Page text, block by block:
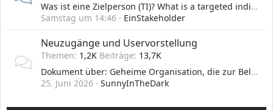
Was ist eine Zielperson (TI)? What is a targeted individual (TI)?
Samstag um 14:46
EinStakeholder
Neuzugänge und Uservorstellung
Themen 1,2K Beiträge 13,7K
Dokument über: Geheime Organisation, die zur Belustigung neurotechnologische Angriffe auf spezielle Menschen ausübt: Gangstalking / Target Individual
25. Juni 2026
SunnyInTheDark